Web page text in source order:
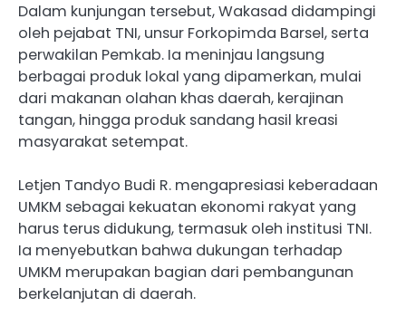
Dalam kunjungan tersebut, Wakasad didampingi
oleh pejabat TNI, unsur Forkopimda Barsel, serta
perwakilan Pemkab. Ia meninjau langsung
berbagai produk lokal yang dipamerkan, mulai
dari makanan olahan khas daerah, kerajinan
tangan, hingga produk sandang hasil kreasi
masyarakat setempat.
Letjen Tandyo Budi R. mengapresiasi keberadaan
UMKM sebagai kekuatan ekonomi rakyat yang
harus terus didukung, termasuk oleh institusi TNI.
Ia menyebutkan bahwa dukungan terhadap
UMKM merupakan bagian dari pembangunan
berkelanjutan di daerah.